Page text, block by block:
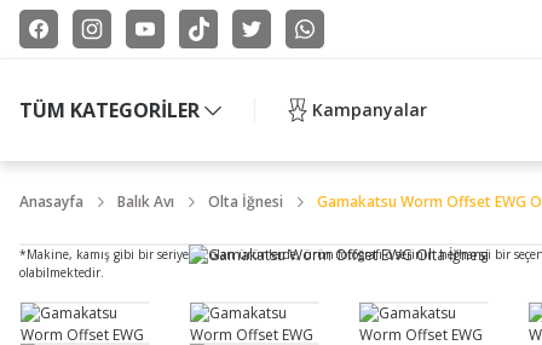
TÜM KATEGORİLER Kampanyalar
Anasayfa Balık Avı Olta İğnesi Gamakatsu Worm Offset EWG
*Makine, kamış gibi bir seriye ait olan ürünlerde, ürün fotoğrafı o serinin herhangi bir
olabilmektedir.